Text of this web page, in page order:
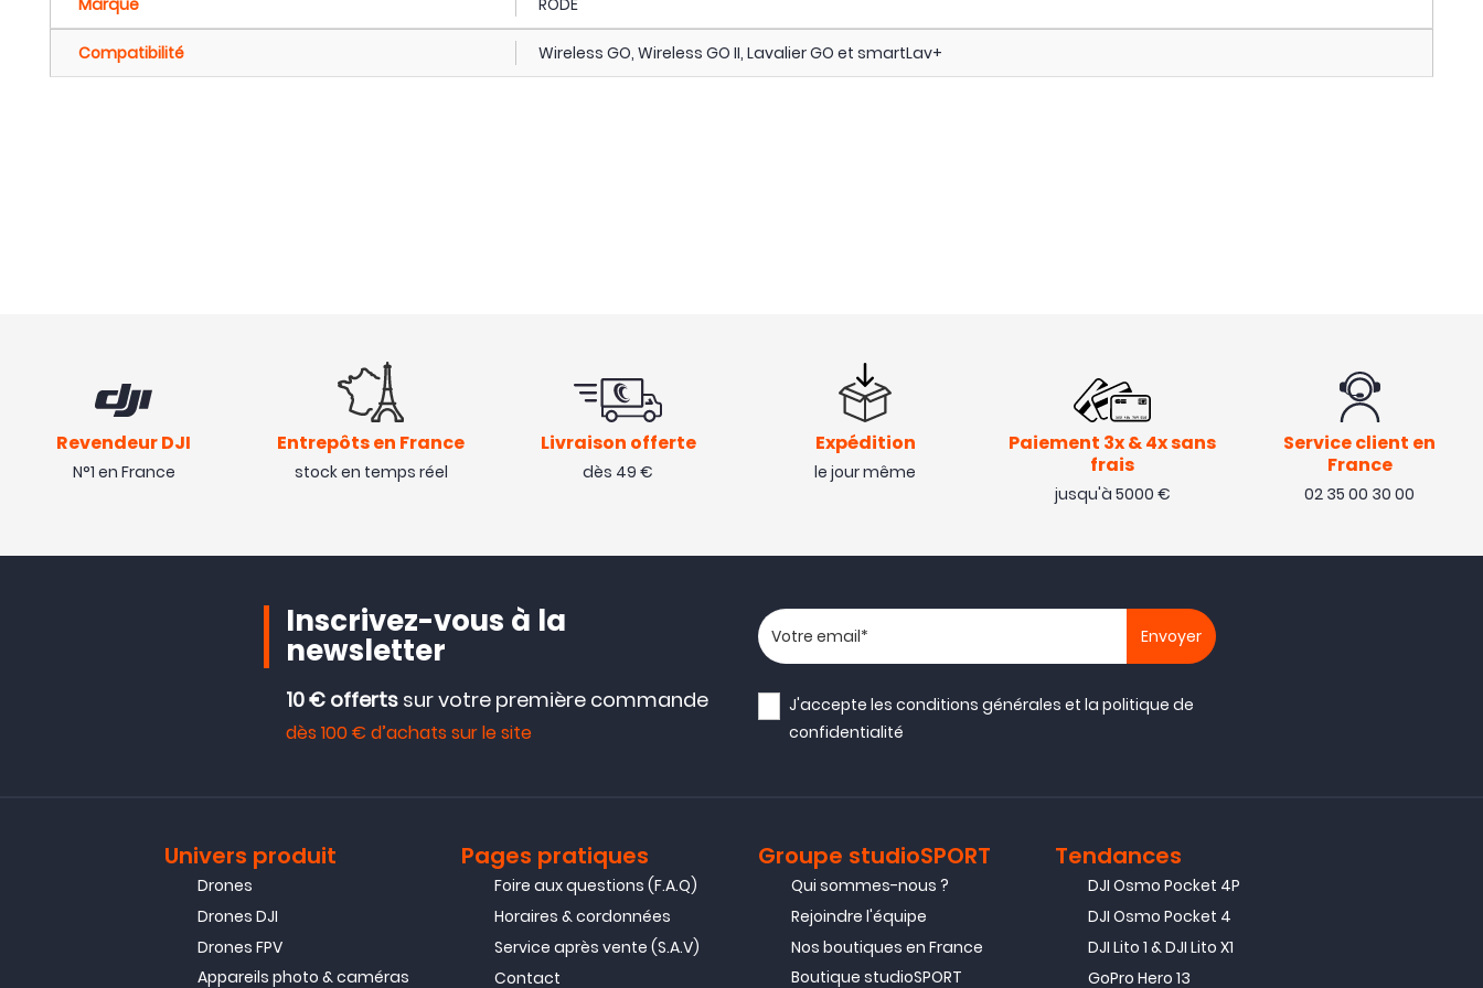
Marque RODE
Compatibilité Wireless GO, Wireless GO II, Lavalier GO et smartLav+
Revendeur DJI
N°1 en France
Entrepôts en France
stock en temps réel
Livraison offerte
dès 49 €
Expédition
le jour même
Paiement 3x & 4x sans
frais
jusqu'à 5000 €
Service client en
France
02 35 00 30 00
Inscrivez-vous à la
newsletter
10 € offerts sur votre première commande
dès 100 € d’achats sur le site
Votre adresse email
J'accepte lesconditions générales et lapolitique de
confidentialité
Univers produit
Drones
Drones DJI
Drones FPV
Appareils photo & caméras
Pages pratiques
Foire aux questions (F.A.Q)
Horaires & cordonnées
Service après vente (S.A.V)
Contact
Groupe studioSPORT
Qui sommes-nous ?
Rejoindre l'équipe
Nos boutiques en France
Boutique studioSPORT
Tendances
DJI Osmo Pocket 4P
DJI Osmo Pocket 4
DJI Lito 1 & DJI Lito X1
GoPro Hero 13